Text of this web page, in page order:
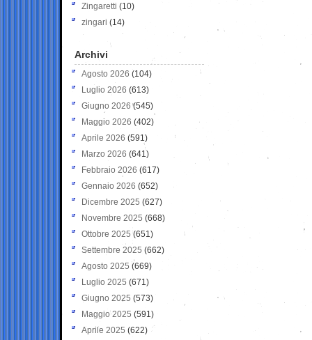
Zingaretti (10)
zingari (14)
Archivi
Agosto 2026 (104)
Luglio 2026 (613)
Giugno 2026 (545)
Maggio 2026 (402)
Aprile 2026 (591)
Marzo 2026 (641)
Febbraio 2026 (617)
Gennaio 2026 (652)
Dicembre 2025 (627)
Novembre 2025 (668)
Ottobre 2025 (651)
Settembre 2025 (662)
Agosto 2025 (669)
Luglio 2025 (671)
Giugno 2025 (573)
Maggio 2025 (591)
Aprile 2025 (622)